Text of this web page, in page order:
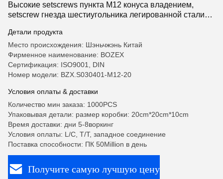
Высокие setscrews пункта M12 конуса владением,
setscrew гнезда шестиугольника легированной стали
Детали продукта
Место происхождения: Шэньчжэнь Китай
Фирменное наименование: BOZEX
Сертификация: ISO9001, DIN
Номер модели: BZX.S030401-M12-20
Условия оплаты & доставки
Количество мин заказа: 1000PCS
Упаковывая детали: размер коробки: 20cm*20cm*10cm
Время доставки: дни 5-8воркинг
Условия оплаты: L/C, T/T, западное соединение
Поставка способности: ПК 50Million в день
Получите самую лучшую цену